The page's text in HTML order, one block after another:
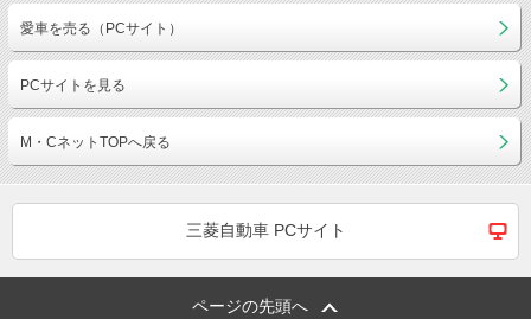
愛車を売る（PCサイト）
PCサイトを見る
M・CネットTOPへ戻る
三菱自動車 PCサイト
ページの先頭へ